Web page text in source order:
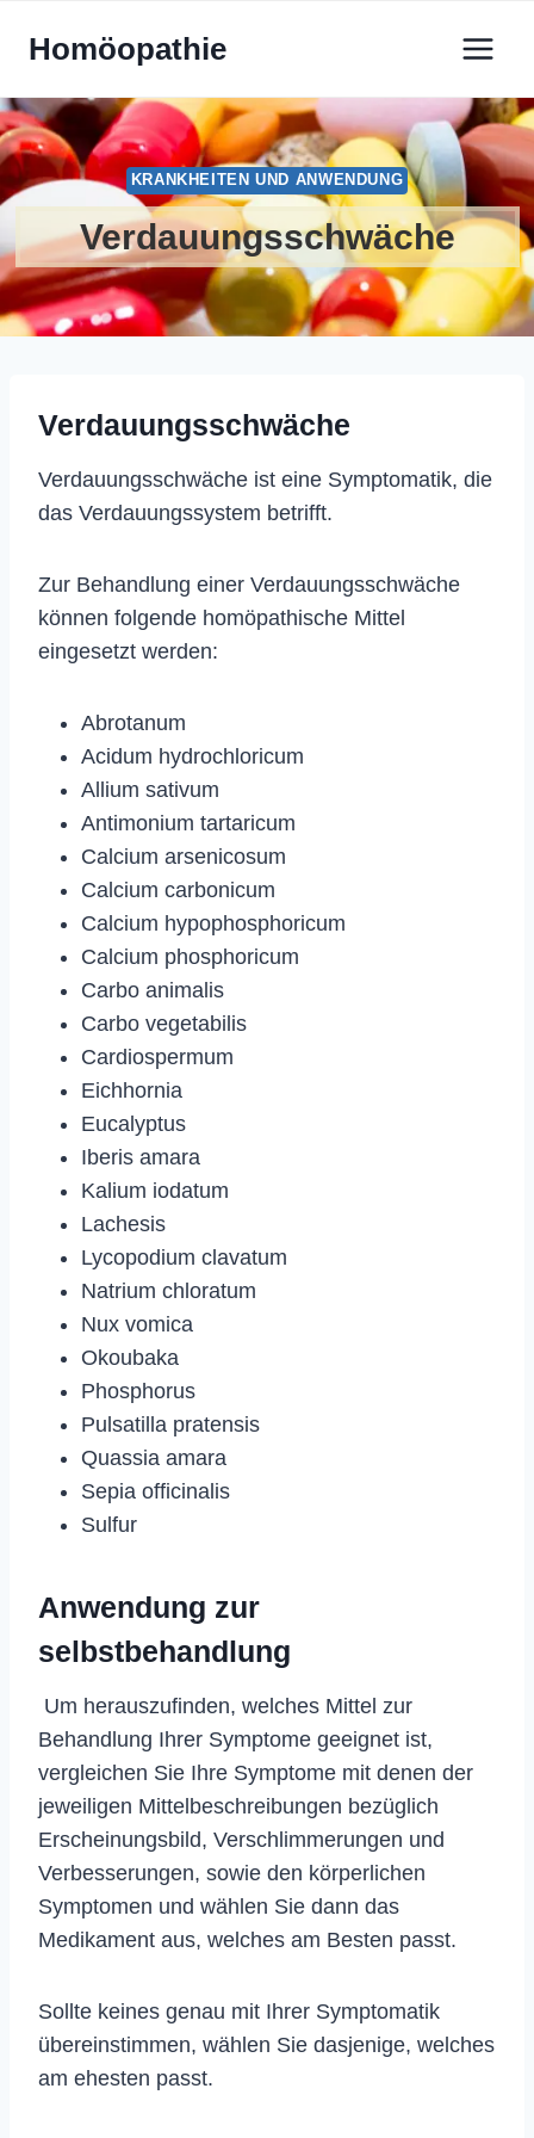
InhaltHomöopathie
KRANKHEITEN UND ANWENDUNG
Verdauungsschwäche
Verdauungsschwäche
Verdauungsschwäche ist eine Symptomatik, die
das Verdauungssystem betrifft.
Zur Behandlung einer Verdauungsschwäche
können folgende homöpathische Mittel
eingesetzt werden:
Abrotanum
Acidum hydrochloricum
Allium sativum
Antimonium tartaricum
Calcium arsenicosum
Calcium carbonicum
Calcium hypophosphoricum
Calcium phosphoricum
Carbo animalis
Carbo vegetabilis
Cardiospermum
Eichhornia
Eucalyptus
Iberis amara
Kalium iodatum
Lachesis
Lycopodium clavatum
Natrium chloratum
Nux vomica
Okoubaka
Phosphorus
Pulsatilla pratensis
Quassia amara
Sepia officinalis
Sulfur
Anwendung zur
selbstbehandlung
Um herauszufinden, welches Mittel zur
Behandlung Ihrer Symptome geeignet ist,
vergleichen Sie Ihre Symptome mit denen der
jeweiligen Mittelbeschreibungen bezüglich
Erscheinungsbild, Verschlimmerungen und
Verbesserungen, sowie den körperlichen
Symptomen und wählen Sie dann das
Medikament aus, welches am Besten passt.
Sollte keines genau mit Ihrer Symptomatik
übereinstimmen, wählen Sie dasjenige, welches
am ehesten passt.